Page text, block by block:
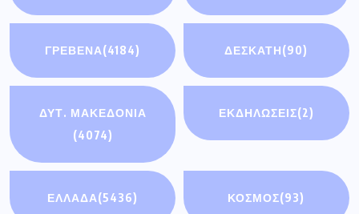
ΓΡΕΒΕΝΑ(4184) ΔΕΣΚΑΤΗ(90)
ΔΥΤ. ΜΑΚΕΔΟΝΙΑ
(4074)
ΕΚΔΗΛΩΣΕΙΣ(2)
ΕΛΛΑΔΑ(5436) ΚΟΣΜΟΣ(93)